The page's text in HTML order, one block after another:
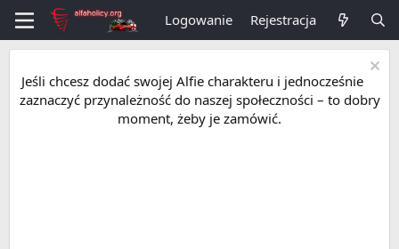
Logowanie Rejestracja
Jeśli chcesz dodać swojej Alfie charakteru i jednocześnie
zaznaczyć przynależność do naszej społeczności – to dobry
moment, żeby je zamówić.